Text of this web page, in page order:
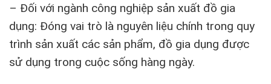
– Đối với ngành công nghiệp sản xuất đồ gia
dụng: Đóng vai trò là nguyên liệu chính trong quy
trình sản xuất các sản phẩm, đồ gia dụng được
sử dụng trong cuộc sống hàng ngày.